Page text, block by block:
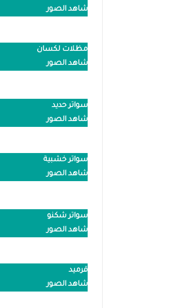
شاهد الصور
مظلات لكسان
شاهد الصور
سواتر حديد
شاهد الصور
سواتر خشبية
شاهد الصور
سواتر شكنو
شاهد الصور
قرميد
شاهد الصور